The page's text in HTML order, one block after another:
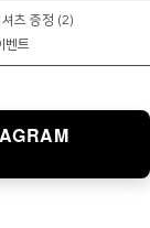
츠 증정 (2)
벤트